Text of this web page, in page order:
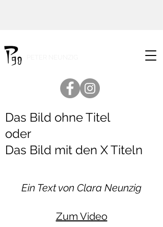
Das Bild ohne Titel
oder
Das Bild mit den X Titeln
Ein Text von Clara Neunzig
Zum Video